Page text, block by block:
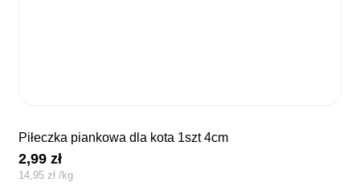
piłeczka piankowa dla kota 1szt 4cm
2,99zł
14,95 zł /kg